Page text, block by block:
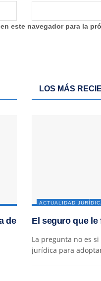
este navegador para la
de
LOS MÁS
ACTUALIDAD
El seguro que
La pregunta no es
jurídica para